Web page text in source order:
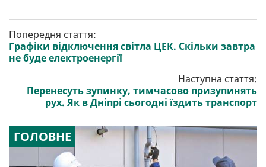
Попередня стаття:
Графіки відключення світла ЦЕК. Скільки завтра
не буде електроенергії
Наступна стаття:
Перенесуть зупинку, тимчасово призупинять
рух. Як в Дніпрі сьогодні їздить транспорт
ГОЛОВНЕ